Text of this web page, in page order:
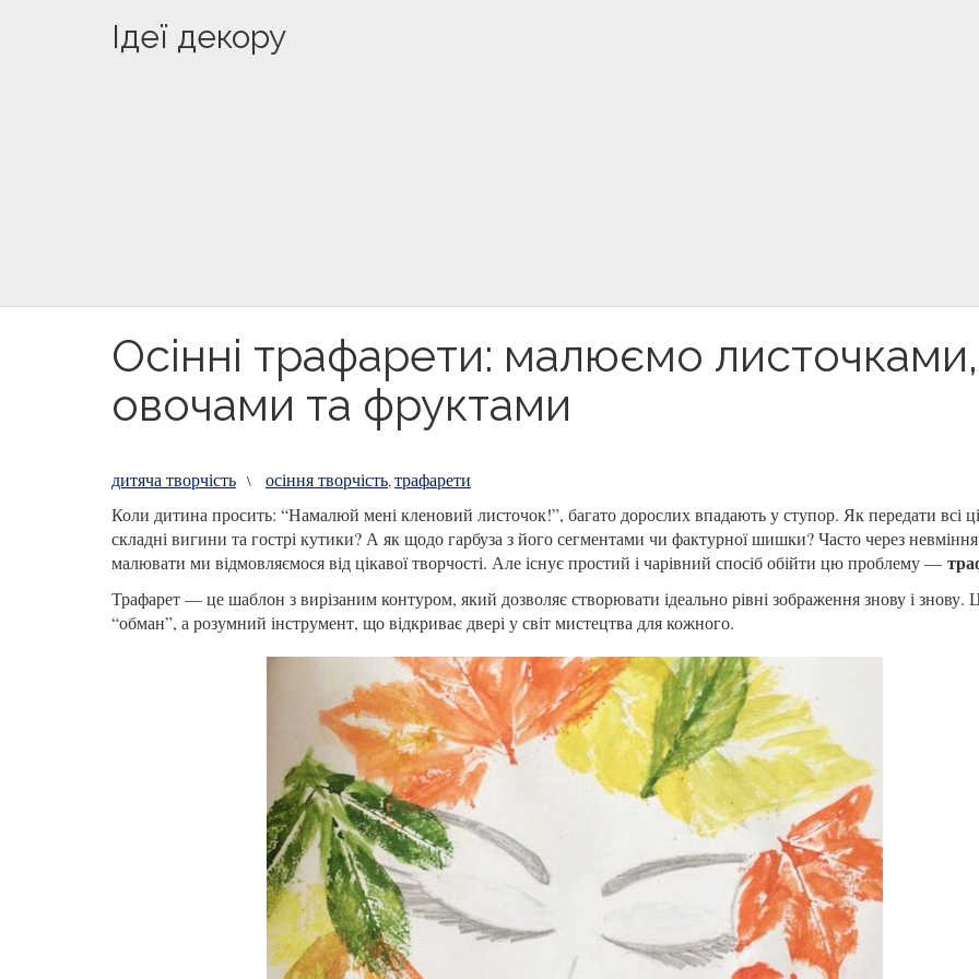
Ідеї декору
Осінні трафарети: малюємо листочками,
овочами та фруктами
дитяча творчість \ осіння творчість,трафарети
Коли дитина просить: “Намалюй мені кленовий листочок!”, багато дорослих впадають у ступор. Як передати всі ці
складні вигини та гострі кутики? А як щодо гарбуза з його сегментами чи фактурної шишки? Часто через невміння
малювати ми відмовляємося від цікавої творчості. Але існує простий і чарівний спосіб обійти цю проблему —
Трафарет — це шаблон з вирізаним контуром, який дозволяє створювати ідеально рівні зображення знову і знову.
“обман”, а розумний інструмент, що відкриває двері у світ мистецтва для кожного.